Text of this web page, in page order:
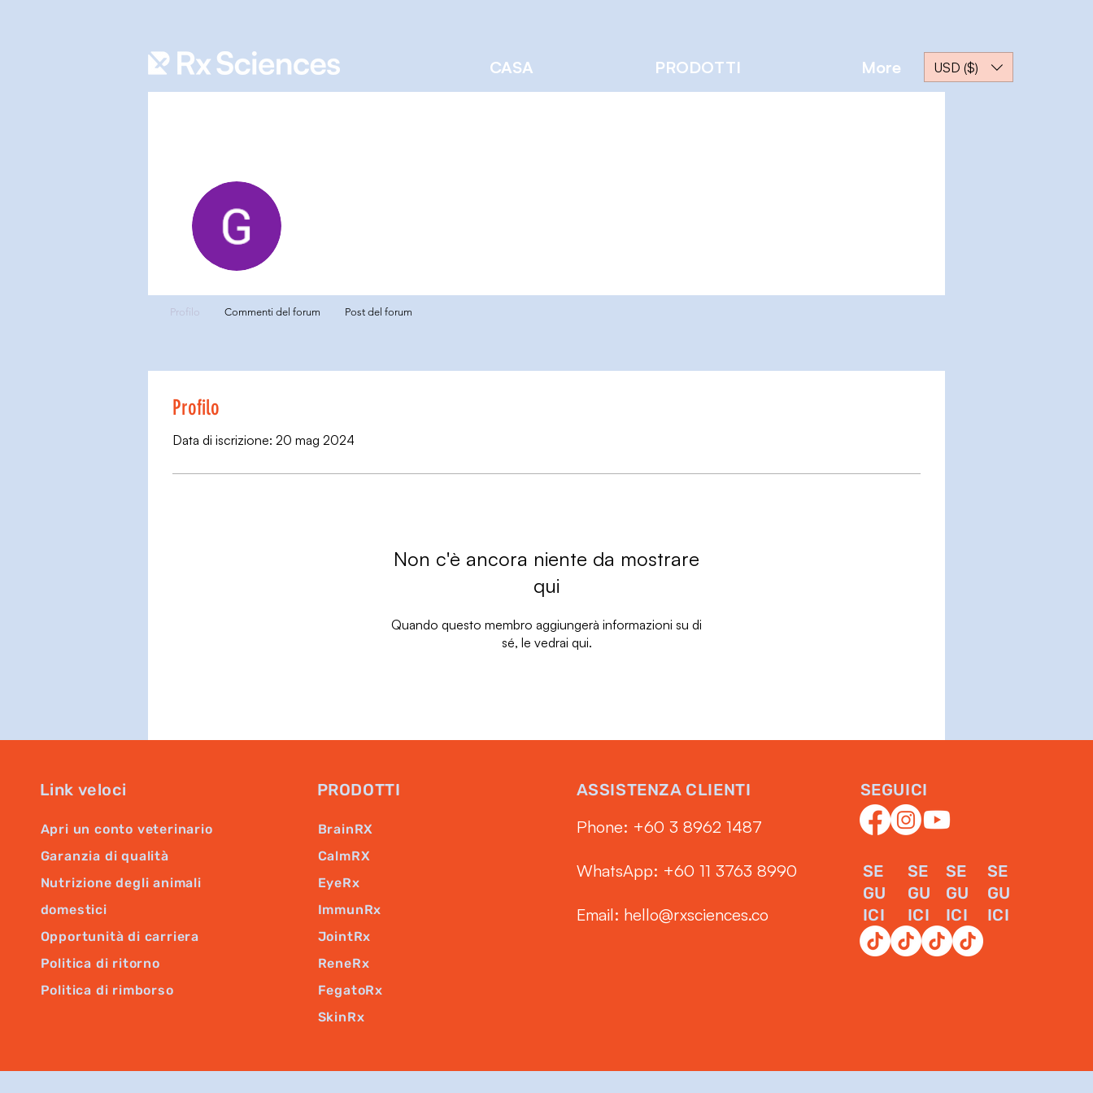
CASA PRODOTTI More USD ($)
Profilo
Data di iscrizione: 20 mag 2024
Non c'è ancora niente da mostrare
qui
Quando questo membro aggiungerà informazioni su di
sé, le vedrai qui.
Profilo Commenti del forum Post del forum
Link veloci
Apri un conto veterinario
Garanzia di qualità
Nutrizione degli animali
domestici
Opportunità di carriera
Politica di ritorno
Politica di rimborso
PRODOTTI
BrainRX
CalmRX
EyeRx
ImmunRx
JointRx
ReneRx
FegatoRx
SkinRx
ASSISTENZA CLIENTI
Phone: ‭+60 3 8962 1487‬
WhatsApp: +60 11 3763 8990
Email: hello@rxsciences.co
SEGUICI
SE
GU
ICI
SE
GU
ICI
SE
GU
ICI
SE
GU
ICI